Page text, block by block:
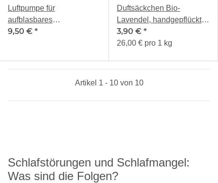
Luftpumpe für
aufblasbares
Rückenkissen
9,50 € *
Duftsäckchen Bio-
Lavendel, handgepflückt,
limitiert!
3,90 € *
26,00 € pro 1 kg
Artikel 1 - 10 von 10
Schlafstörungen und Schlafmangel:
Was sind die Folgen?